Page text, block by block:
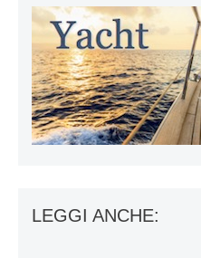
LEGGI ANCHE: